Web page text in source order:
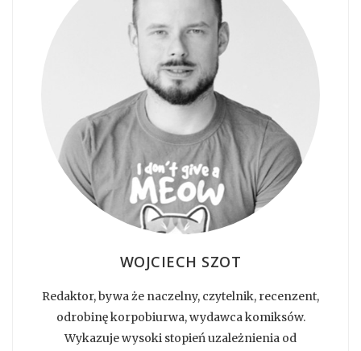
WOJCIECH SZOT
Redaktor, bywa że naczelny, czytelnik, recenzent,
odrobinę korpobiurwa, wydawca komiksów.
Wykazuje wysoki stopień uzależnienia od